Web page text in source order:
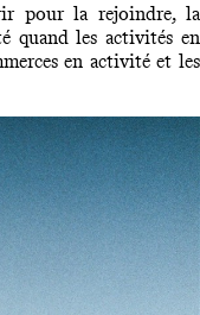
pour la rejoindre, la
quand les activités en
en activité et les